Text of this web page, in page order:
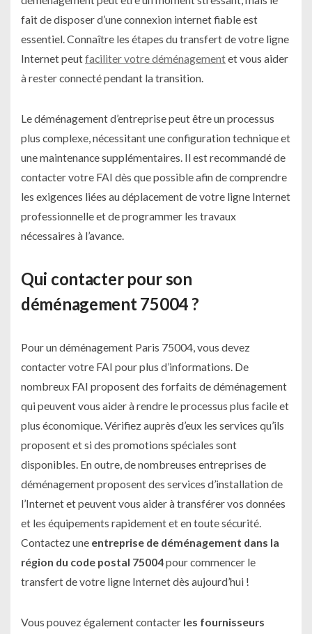
fait de disposer d’une connexion internet fiable est
essentiel. Connaître les étapes du transfert de votre ligne
Internet peutfaciliter votre déménagementet vous aider
à rester connecté pendant la transition.
Le déménagement d’entreprise peut être un processus
plus complexe, nécessitant une configuration technique et
une maintenance supplémentaires. Il est recommandé de
contacter votre FAI dès que possible afin de comprendre
les exigences liées au déplacement de votre ligne Internet
professionnelle et de programmer les travaux
nécessaires à l’avance.
Qui contacter pour son
déménagement 75004 ?
Pour un déménagement Paris 75004, vous devez
contacter votre FAI pour plus d’informations. De
nombreux FAI proposent des forfaits de déménagement
qui peuvent vous aider à rendre le processus plus facile et
plus économique. Vérifiez auprès d’eux les services qu’ils
proposent et si des promotions spéciales sont
disponibles. En outre, de nombreuses entreprises de
déménagement proposent des services d’installation de
l’Internet et peuvent vous aider à transférer vos données
et les équipements rapidement et en toute sécurité.
Contactez une entreprise de déménagement dans la
région du code postal 75004pour commencer le
transfert de votre ligne Internet dès aujourd’hui !
Vous pouvez également contacter les fournisseurs